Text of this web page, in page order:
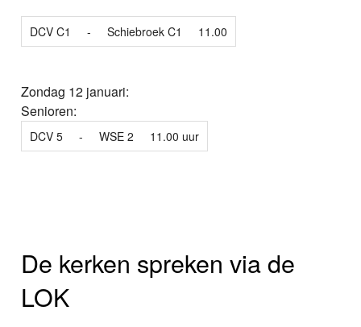
DCV C1 - Schiebroek C1 11.00
Zondag 12 januari:
Senioren:
DCV 5 - WSE 2 11.00 uur
De kerken spreken via de
LOK